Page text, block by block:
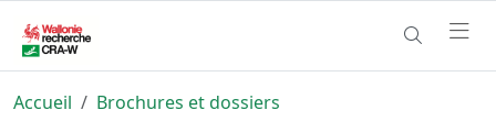
Accueil
Brochures et dossiers